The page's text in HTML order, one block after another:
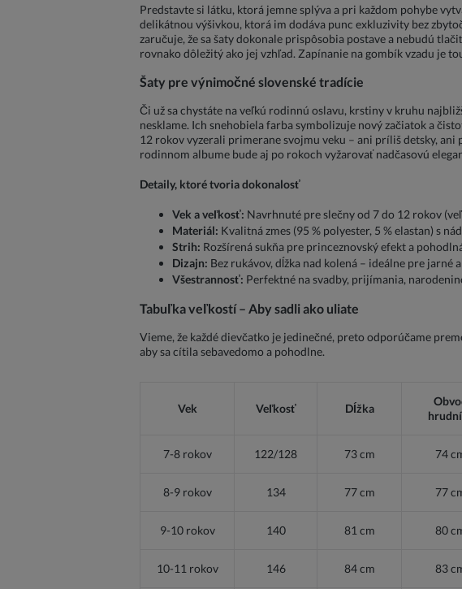
Predstavte si látku, ktorá jemne splýva a pri každom pohybe
delikátnou výšivkou, ktorá im dodáva punc exkluzivity bez
zaručuje, že sa šaty dokonale prispôsobia postave a nebudú
rovnako dôležitý ako jej vzhľad. Zapínanie na gombík vzadu je
Šaty pre výnimočné slovenské tradície
Či už sa chystáte na veľkú rodinnú oslavu, krstiny v kruhu
nesklame. Ich snehobiela farba symbolizuje nový začiatok a
12 rokov vyzerali primerane svojmu veku – ani príliš detsky,
rodinnom albume bude aj po rokoch vyžarovať nadčasovú
Detaily, ktoré tvoria dokonalosť
Vek a veľkosť: Navrhnuté pre slečny od 7 do 12 rokov
Materiál: Kvalitná zmes (95 % polyester, 5 % elastan) s
Strih: Rozšírená sukňa pre princeznovský efekt a
Dizajn: Bez rukávov, dĺžka nad kolená – ideálne pre jarné
Všestrannosť: Perfektné na svadby, prijímania,
Tabuľka veľkostí – Aby sadli ako uliate
Vieme, že každé dievčatko je jedinečné, preto odporúčame
aby sa cítila sebavedomo a pohodlne.
Vek Veľkosť Dĺžka
7-8 rokov 122/128 73 cm 74
8-9 rokov 134 77 cm 77
9-10 rokov 140 81 cm 80
10-11 rokov 146 84 cm 83